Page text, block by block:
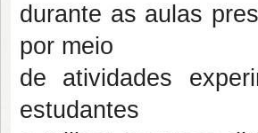
durante as aulas
por meio
de atividades
estudantes